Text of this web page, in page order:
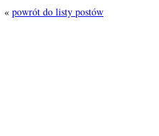
« powrót do listy postów